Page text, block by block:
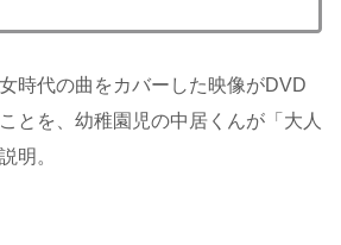
時代の曲をカバーした映像がDVD
とを、幼稚園児の中居くんが「大人
明。